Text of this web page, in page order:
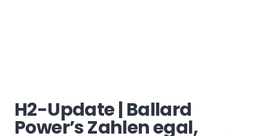
H2-Update | Ballard
Power’s Zahlen egal,